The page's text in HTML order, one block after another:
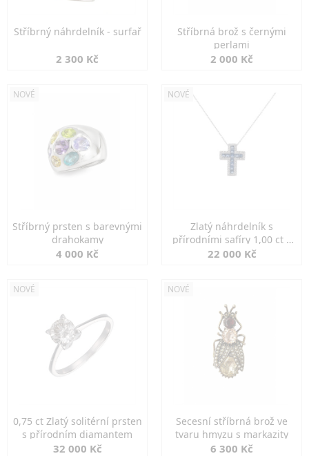
Stříbrný náhrdelník - surfař
2 300 Kč
Stříbrná brož s černými
perlami
2 000 Kč
NOVÉ
Stříbrný prsten s barevnými
drahokamy
4 000 Kč
NOVÉ
Zlatý náhrdelník s
přírodními safíry 1,00 ct a
diamanty
22 000 Kč
NOVÉ
0,75 ct Zlatý solitérní prsten
s přírodním diamantem
32 000 Kč
NOVÉ
Secesní stříbrná brož ve
tvaru hmyzu s markazity
6 300 Kč